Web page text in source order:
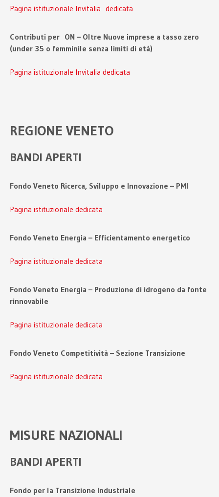
Pagina istituzionale Invitalia dedicata
Contributi per ON – Oltre Nuove imprese a tasso zero
(under 35 o femminile senza limiti di età)
Pagina istituzionale Invitalia dedicata
REGIONE VENETO
BANDI APERTI
Fondo Veneto Ricerca, Sviluppo e Innovazione – PMI
Pagina istituzionale dedicata
Fondo Veneto Energia – Efficientamento energetico
Pagina istituzionale dedicata
Fondo Veneto Energia – Produzione di idrogeno da fonte
rinnovabile
Pagina istituzionale dedicata
Fondo Veneto Competitività – Sezione Transizione
Pagina istituzionale dedicata
MISURE NAZIONALI
BANDI APERTI
Fondo per la Transizione Industriale